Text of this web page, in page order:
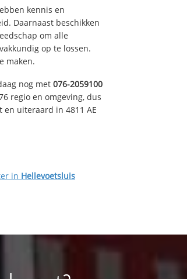
kennis en
Daarnaast beschikken
om alle
op te lossen.
maken.
nog met 076-2059100
regio en omgeving, dus
en uiteraard in 4811 AE
in Hellevoetsluis